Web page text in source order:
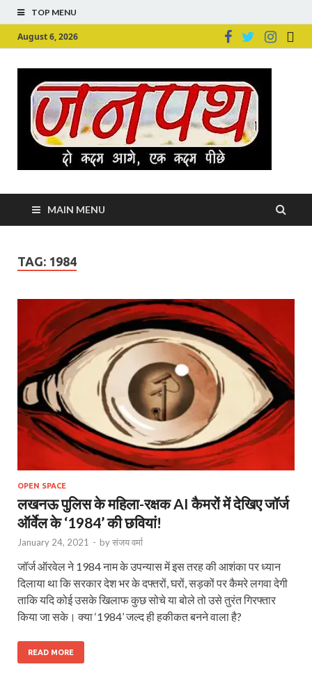
TOP MENU
August 6, 2026
MAIN MENU
TAG: 1984
OPEN SPACE
लखनऊ पुलिस के महिला-रक्षक AI कैमरों में देखिए जॉर्ज
ऑर्वेल के ‘1984’ की छवियां!
January 24, 2021 - byसंजय वर्मा
जॉर्ज ऑरवेल ने 1984 नाम के उपन्यास में इस तरह की आशंका पर ध्यान
दिलाया था कि सरकार देश भर के दफ्तरों, घरों, सड़कों पर कैमरे लगवा देगी
ताकि यदि कोई उसके खिलाफ कुछ सोचे या बोले तो उसे तुरंत गिरफ्तार
किया जा सके। क्या ‘1984’ जल्द ही हकीकत बनने वाला है?
READ MORE